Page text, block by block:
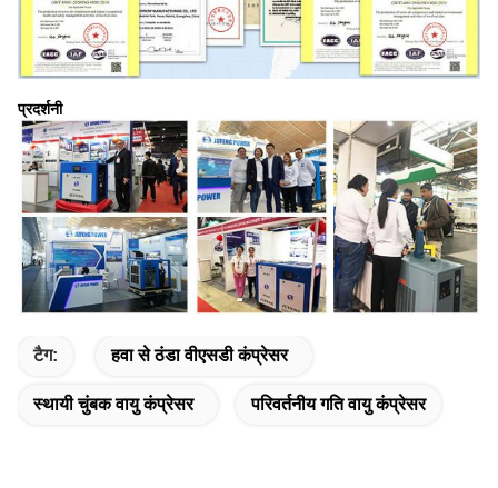
प्रदर्शनी
टैग: हवा से ठंडा वीएसडी कंप्रेसर
स्थायी चुंबक वायु कंप्रेसर परिवर्तनीय गति वायु कंप्रेसर